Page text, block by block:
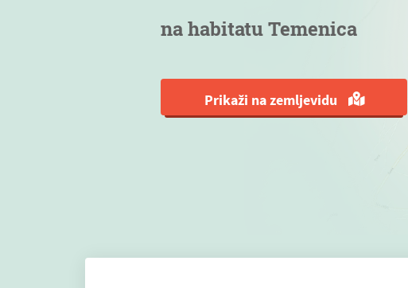
na habitatu Temenica
Prikaži na zemljevidu